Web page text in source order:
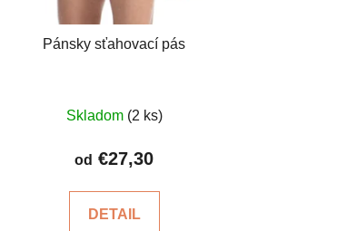
Pánsky sťahovací pás
hodnotenie
produktu
z
Skladom (2 ks)
od €27,30
DETAIL